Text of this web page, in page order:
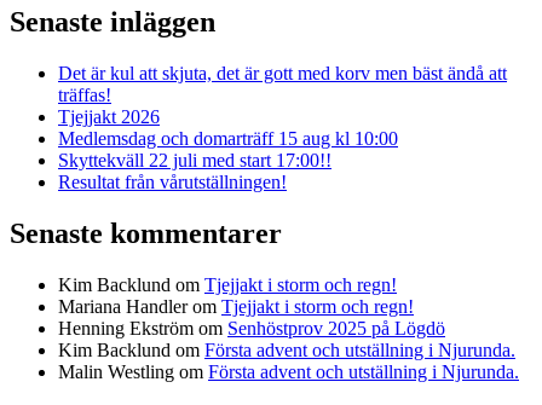
Senaste inläggen
Det är kul att skjuta, det är gott med korv men bäst ändå att
träffas!
Tjejjakt 2026
Medlemsdag och domarträff 15 aug kl 10:00
Skyttekväll 22 juli med start 17:00!!
Resultat från vårutställningen!
Senaste kommentarer
Kim Backlund om Tjejjakt i storm och regn!
Mariana Handlerom Tjejjakt i storm och regn!
Henning Ekström om Senhöstprov 2025 på Lögdö
Kim Backlund om Första advent och utställning i Njurunda.
Malin Westling om Första advent och utställning i Njurunda.